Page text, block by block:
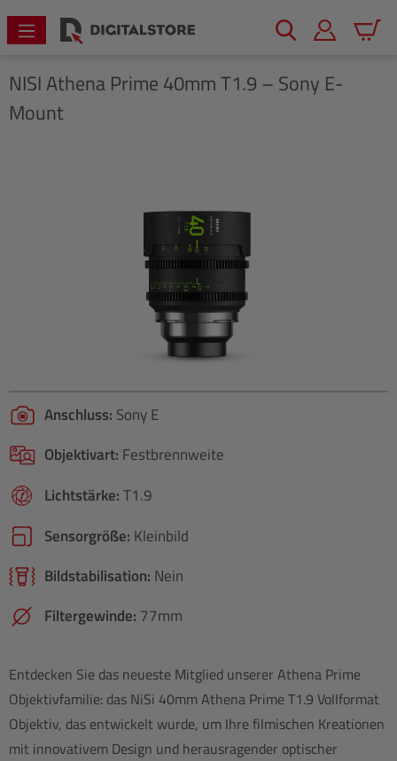
springen
NISIAthena Prime 40mm T1.9 – Sony E-
Mount
Anschluss: Sony E
Objektivart: Festbrennweite
Lichtstärke:T1.9
Sensorgröße: Kleinbild
Bildstabilisation: Nein
Filtergewinde: 77mm
Entdecken Sie das neueste Mitglied unserer Athena Prime
Objektivfamilie: das NiSi 40mm Athena Prime T1.9 Vollformat
Objektiv, das entwickelt wurde, um Ihre filmischen Kreationen
mit innovativem Design und herausragender optischer